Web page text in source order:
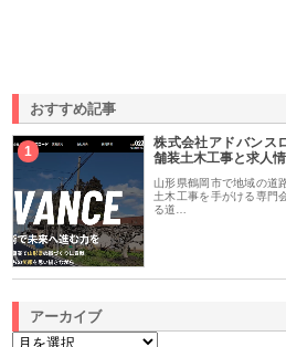
おすすめ記事
1
株式会社アドバンス
舗装土木工事と求人
山形県鶴岡市で地域の道
土木工事を手がける専門
る道…
アーカイブ